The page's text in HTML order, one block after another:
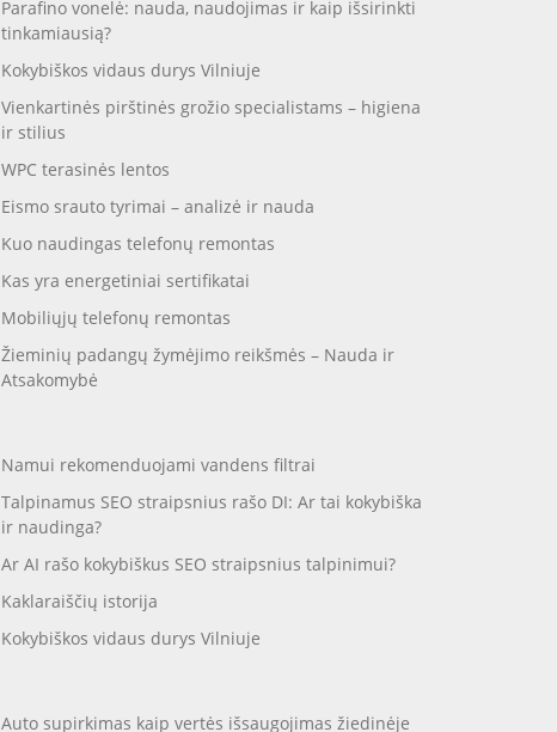
Parafino vonelė: nauda, naudojimas ir kaip išsirinkti
tinkamiausią?
Kokybiškos vidaus durys Vilniuje
Vienkartinės pirštinės grožio specialistams – higiena
ir stilius
WPC terasinės lentos
Eismo srauto tyrimai – analizė ir nauda
Kuo naudingas telefonų remontas
Kas yra energetiniai sertifikatai
Mobiliųjų telefonų remontas
Žieminių padangų žymėjimo reikšmės – Nauda ir
Atsakomybė
Namui rekomenduojami vandens filtrai
Talpinamus SEO straipsnius rašo DI: Ar tai kokybiška
ir naudinga?
Ar AI rašo kokybiškus SEO straipsnius talpinimui?
Kaklaraiščių istorija
Kokybiškos vidaus durys Vilniuje
Auto supirkimas kaip vertės išsaugojimas žiedinėje